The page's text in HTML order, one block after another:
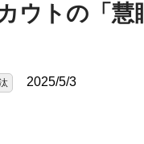
ウトの「
2025/5/3